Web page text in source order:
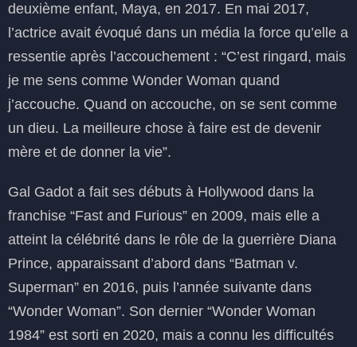
deuxième enfant, Maya, en 2017. En mai 2017,
l’actrice avait évoqué dans un média la force qu’elle a
ressentie après l’accouchement : “C’est ringard, mais
je me sens comme Wonder Woman quand
j’accouche. Quand on accouche, on se sent comme
un dieu. La meilleure chose à faire est de devenir
mère et de donner la vie”.
Gal Gadot a fait ses débuts à Hollywood dans la
franchise “Fast and Furious” en 2009, mais elle a
atteint la célébrité dans le rôle de la guerrière Diana
Prince, apparaissant d’abord dans “Batman v.
Superman” en 2016, puis l’année suivante dans
“Wonder Woman”. Son dernier “Wonder Woman
1984” est sorti en 2020, mais a connu les difficultés